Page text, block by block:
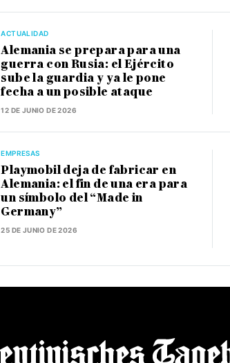
ACTUALIDAD
Alemania se prepara para una
guerra con Rusia: el Ejército
sube la guardia y ya le pone
fecha a un posible ataque
12 DE JUNIO DE 2026
EMPRESAS
Playmobil deja de fabricar en
Alemania: el fin de una era para
un símbolo del “Made in
Germany”
25 DE JUNIO DE 2026